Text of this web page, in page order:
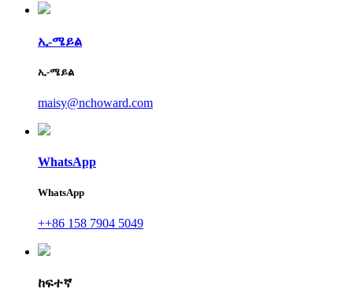
ኢ-ሜይል
ኢ-ሜይል
maisy@nchoward.com
WhatsApp
WhatsApp
++86 158 7904 5049
ከፍተኛ